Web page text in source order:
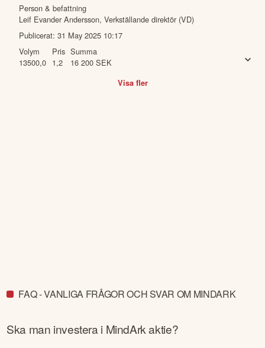
Person & befattning
Leif Evander Andersson,Verkställande direktör (VD)
Publicerat:31 May 2025 10:17
Volym
13500,0
Pris
1,2
Summa
16 200 SEK
Visa fler
FAQ - VANLIGA FRÅGOR OCH SVAR OM MINDARK
Ska man investera i MindArkaktie?